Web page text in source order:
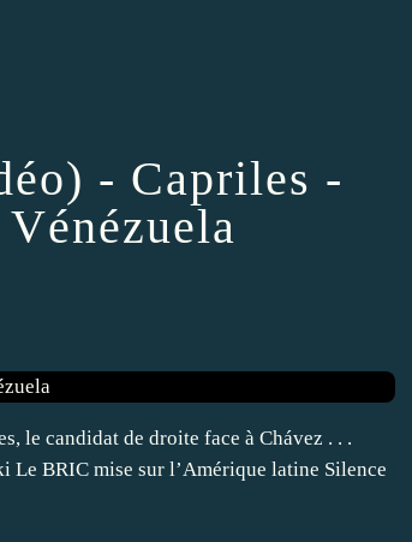
- Capriles -
le candidat de droite face à Chávez . . .
Le BRIC mise sur l’Amérique latine Silence